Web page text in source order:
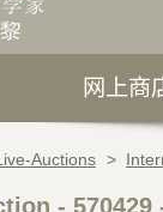
网上商
Auctions >
- 570429